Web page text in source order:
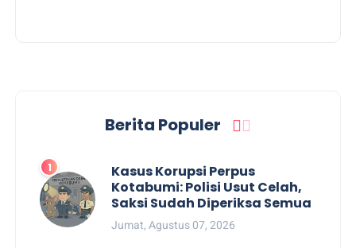
Berita Populer
Kasus Korupsi Perpus
Kotabumi: Polisi Usut Celah,
Saksi Sudah Diperiksa Semua
Jumat, Agustus 07, 2026